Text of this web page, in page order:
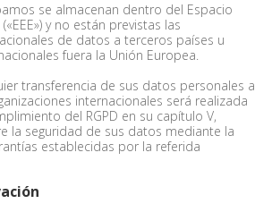
se almacenan dentro del Espacio
y no están previstas las
de datos a terceros países u
fuera la Unión Europea.
transferencia de sus datos personales a
internacionales será realizada
del RGPD en su capítulo V,
la seguridad de sus datos mediante la
establecidas por la referida